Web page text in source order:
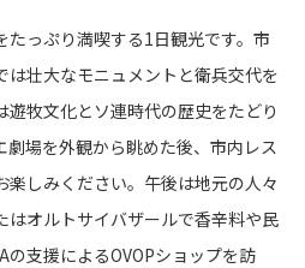
たっぷり満喫する1日観光です。市
は壮大なモニュメントと衛兵交代を
遊牧文化とソ連時代の歴史をたどり
劇場を外観から眺めた後、市内レス
楽しみください。午後は地元の人々
はオルトサイバザールで香辛料や民
の支援によるOVOPショップを訪